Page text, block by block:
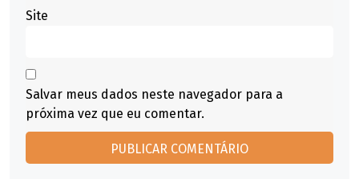
Site
Salvar meus dados neste navegador para a
próxima vez que eu comentar.